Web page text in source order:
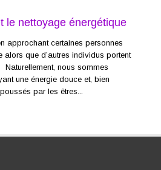
le nettoyage énergétique
approchant certaines personnes
alors que d’autres individus portent
nous sommes
une énergie douce et, bien
par les êtres...